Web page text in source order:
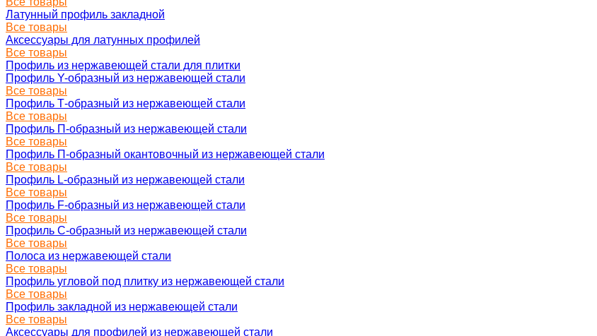
Латунный профиль закладной
Все товары
Аксессуары для латунных профилей
Все товары
Профиль из нержавеющей стали для плитки
Профиль Y-образный из нержавеющей стали
Все товары
Профиль Т-образный из нержавеющей стали
Все товары
Профиль П-образный из нержавеющей стали
Все товары
Профиль П-образный окантовочный из нержавеющей стали
Все товары
Профиль L-образный из нержавеющей стали
Все товары
Профиль F-образный из нержавеющей стали
Все товары
Профиль C-образный из нержавеющей стали
Все товары
Полоса из нержавеющей стали
Все товары
Профиль угловой под плитку из нержавеющей стали
Все товары
Профиль закладной из нержавеющей стали
Все товары
Аксессуары для профилей из нержавеющей стали